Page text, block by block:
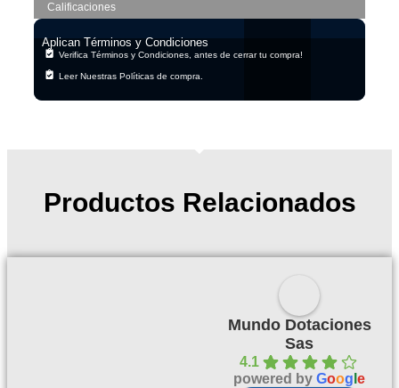
Calificaciones
Aplican Términos y Condiciones
Verifica Términos y Condiciones, antes de cerrar tu compra!
Leer Nuestras Políticas de compra.
Productos Relacionados
Mundo Dotaciones
Sas
4.1
powered by Goog e